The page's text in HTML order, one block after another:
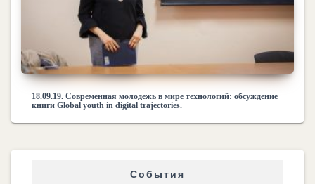
18.09.19. Современная молодежь в мире технологий: обсуждение
книги Global youth in digital trajectories.
События